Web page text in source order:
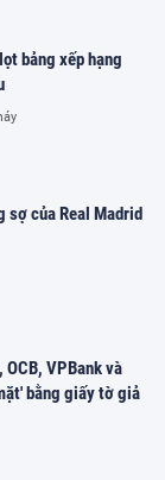
bảng xếp hạng
sợ của Real Madrid
OCB, VPBank và
bằng giấy tờ giả